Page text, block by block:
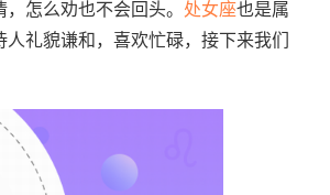
怎么劝也不会回头。 处女座也是属
人礼貌谦和，喜欢忙碌，接下来我们